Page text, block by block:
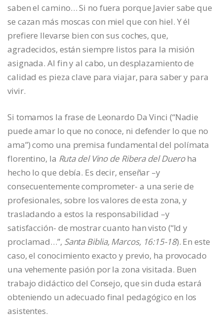
saben el camino… Si no fuera porque Javier sabe que
se cazan más moscas con miel que con hiel. Y él
prefiere llevarse bien con sus coches, que,
agradecidos, están siempre listos para la misión
asignada. Al fin y al cabo, un desplazamiento de
calidad es pieza clave para viajar, para saber y para
vivir.
Si tomamos la frase de Leonardo Da Vinci (“Nadie
puede amar lo que no conoce, ni defender lo que no
ama”) como una premisa fundamental del polímata
florentino, la Ruta del Vino de Ribera del Dueroha
hecho lo que debía. Es decir, enseñar –y
consecuentemente comprometer- a una serie de
profesionales, sobre los valores de esta zona, y
trasladando a estos la responsabilidad –y
satisfacción- de mostrar cuanto han visto (“Id y
proclamad…”, Santa Biblia,Marcos, 16:15-18). En este
caso, el conocimiento exacto y previo, ha provocado
una vehemente pasión por la zona visitada. Buen
trabajo didáctico del Consejo, que sin duda estará
obteniendo un adecuado final pedagógico en los
asistentes.